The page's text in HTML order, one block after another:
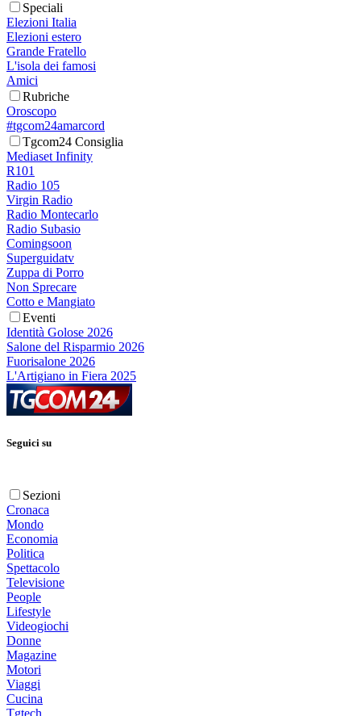
Speciali
Elezioni Italia
Elezioni estero
Grande Fratello
L'isola dei famosi
Amici
Rubriche
Oroscopo
#tgcom24amarcord
Tgcom24 Consiglia
Mediaset Infinity
R101
Radio 105
Virgin Radio
Radio Montecarlo
Radio Subasio
Comingsoon
Superguidatv
Zuppa di Porro
Non Sprecare
Cotto e Mangiato
Eventi
Identità Golose 2026
Salone del Risparmio 2026
Fuorisalone 2026
L'Artigiano in Fiera 2025
Seguici su
Sezioni
Cronaca
Mondo
Economia
Politica
Spettacolo
Televisione
People
Lifestyle
Videogiochi
Donne
Magazine
Motori
Viaggi
Cucina